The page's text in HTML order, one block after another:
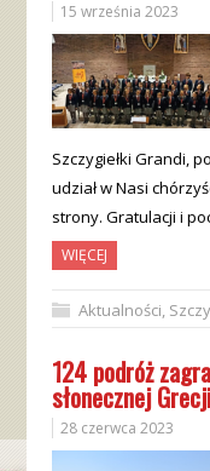
15 września 2023
Szczygiełki Grandi,
udział w Nasi
strony. Gratulacji i
WIĘCEJ
Aktualności,
124 podróż
słonecznej
28 czerwca 2023